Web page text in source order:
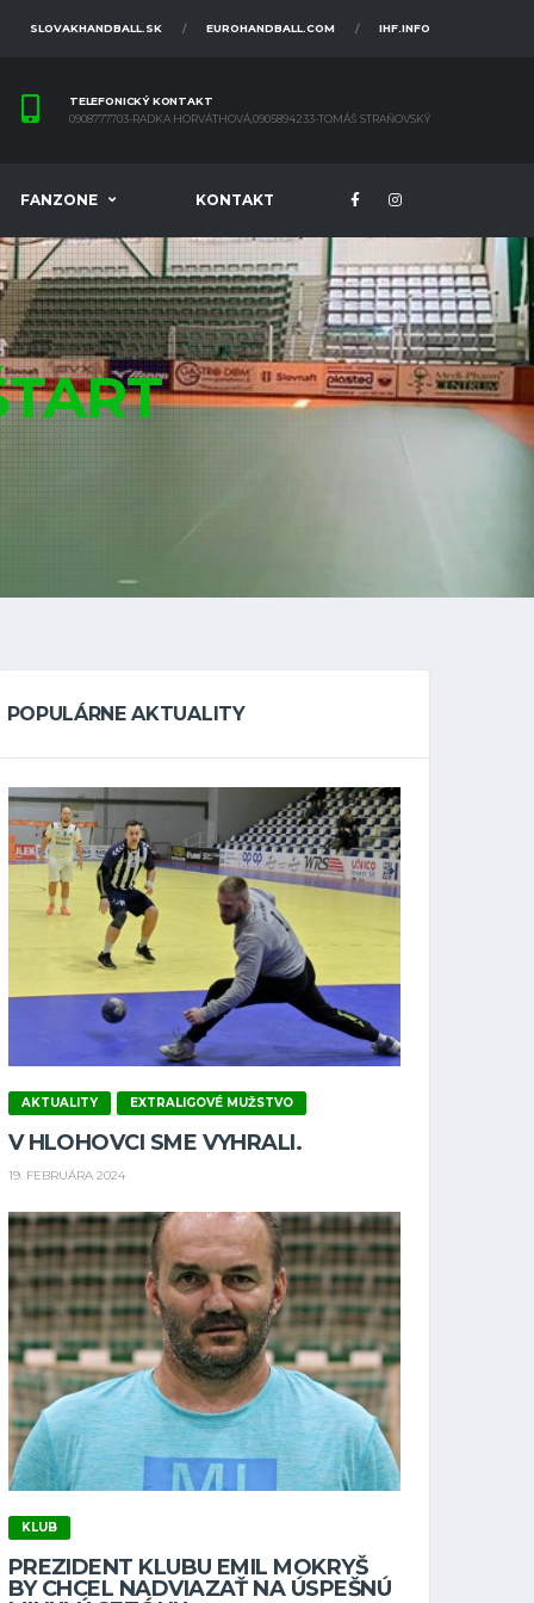
SLOVAKHANDBALL.SK EUROHANDBALL.COM IHF.INFO
TELEFONICKÝ KONTAKT
0908777703-RADKA HORVÁTHOVÁ,0905894233-TOMÁŠ STRAŇOVSKÝ
FANZONE KONTAKT
POPULÁRNE AKTUALITY
AKTUALITY EXTRALIGOVÉ MUŽSTVO
V HLOHOVCI SME VYHRALI.
19. FEBRUÁRA 2024
KLUB
PREZIDENT KLUBU EMIL MOKRYŠ
BY CHCEL NADVIAZAŤ NA ÚSPEŠNÚ